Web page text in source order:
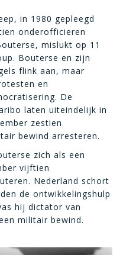
in 1980 gepleegd
onderofficieren
mislukt op 11
Bouterse en zijn
flink aan, maar
en
De
laten uiteindelijk in
zestien
bewind arresteren.
zich als een
vijftien
Nederland schort
de ontwikkelingshulp
hij dictator van
militair bewind.